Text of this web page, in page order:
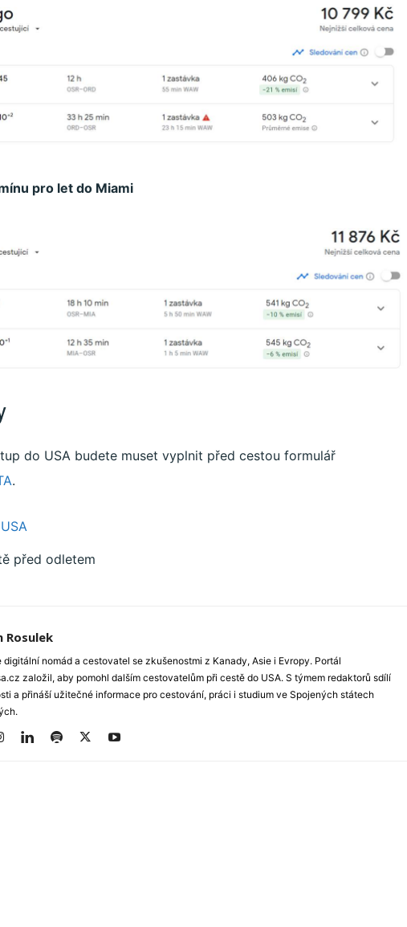
pro let do Miami
do USA budete muset vyplnit před cestou formulář
.
před odletem
Rosulek
digitální nomád a cestovatel se zkušenostmi z Kanady, Asie i Evropy. Portál
založil, aby pomohl dalším cestovatelům při cestě do USA. S týmem redaktorů sdílí
a přináší užitečné informace pro cestování, práci i studium ve Spojených státech